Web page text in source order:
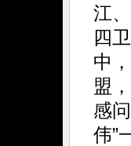
江
四
中
盟
感
伟”